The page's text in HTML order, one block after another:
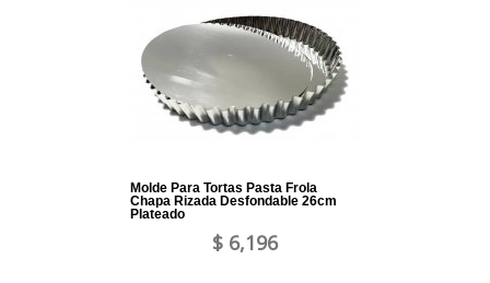
Molde Para Tortas Pasta Frola
Chapa Rizada Desfondable 26cm
Plateado
$ 6,196